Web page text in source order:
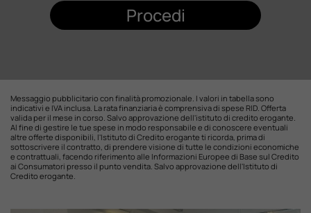
Procedi
Messaggio pubblicitario con finalità promozionale. I valori in tabella sono
indicativi e IVA inclusa. La rata finanziaria è comprensiva di spese RID. Offerta
valida per il mese in corso. Salvo approvazione dell'istituto di credito erogante.
Al fine di gestire le tue spese in modo responsabile e di conoscere eventuali
altre offerte disponibili, l'Istituto di Credito erogante ti ricorda, prima di
sottoscrivere il contratto, di prendere visione di tutte le condizioni economiche
e contrattuali, facendo riferimento alle Informazioni Europee di Base sul Credito
ai Consumatori presso il punto vendita. Salvo approvazione dell'Istituto di
Credito erogante.